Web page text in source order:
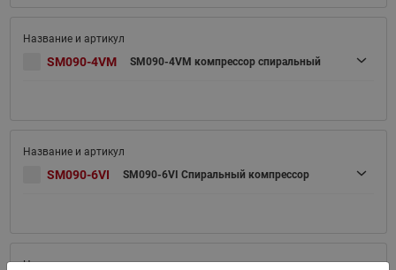
SM090-4VM SM090-4VM компрессор спиральный
SM090-6VI SM090-6VI Спиральный компрессор